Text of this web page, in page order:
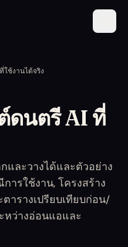
ใช้งานได้จริง
ดนตรี AI ที่
ละวางได้และตัวอย่าง
ารใช้งาน, โครงสร้าง
ารางเปรียบเทียบก่อน/
หว่างอ่อนแอและ